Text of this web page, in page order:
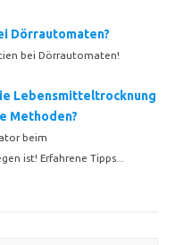
Dörrautomaten?
bei Dörrautomaten!
Lebensmitteltrocknung
Methoden?
beim
ist! Erfahrene Tipps...